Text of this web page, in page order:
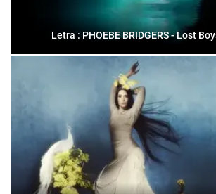
Letra : PHOEBE BRIDGERS - Lost